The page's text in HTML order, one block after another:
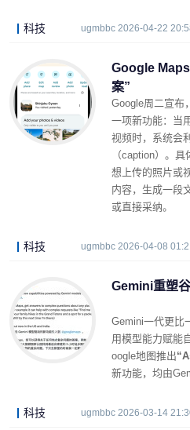
科技 ugmbbc 2026-04-22
Google
案”
Google周二宣布
一项新功能：当
视频时，系统会
（caption）。
想上传的照片或
内容，生成一段
或直接采纳。
科技 ugmbbc 2026-04-08
Gemini重塑
Gemini一代更比
用模型能力赋能
oogle地图推出
新功能，均由
科技 ugmbbc 2026-03-14